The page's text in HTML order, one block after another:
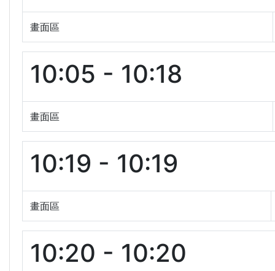
畫面區
10:05 - 10:18
畫面區
10:19 - 10:19
畫面區
10:20 - 10:20